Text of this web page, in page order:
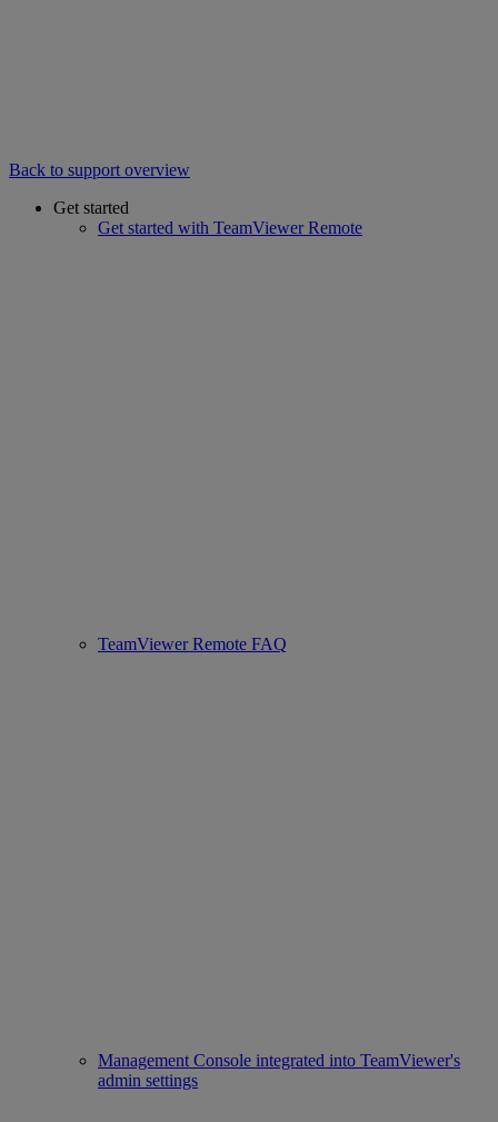
Back to support overview
Get started
Get started with TeamViewer Remote
TeamViewer Remote FAQ
Management Console integrated into TeamViewer's
admin settings